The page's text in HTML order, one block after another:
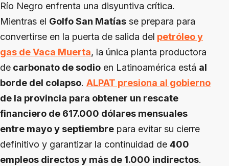
Río Negro enfrenta una disyuntiva crítica.
Mientras el Golfo San Matías se prepara para
convertirse en la puerta de salida del petróleo y
gas de Vaca Muerta, la única planta productora
de carbonato de sodio en Latinoamérica está al
borde del colapso. ALPAT presiona al gobierno
de la provincia para obtener un rescate
financiero de 617.000 dólares mensuales
entre mayo y septiembre para evitar su cierre
definitivo y garantizar la continuidad de 400
empleos directos y más de 1.000 indirectos.